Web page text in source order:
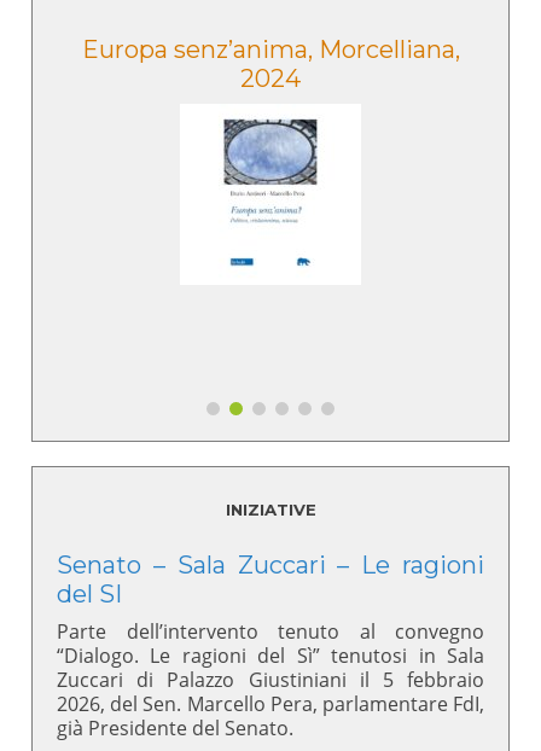
Europa senz’anima, Morcelliana,
2024
INIZIATIVE
Senato – Sala Zuccari – Le ragioni
del SI
Parte dell’intervento tenuto al convegno
“Dialogo. Le ragioni del Sì” tenutosi in Sala
Zuccari di Palazzo Giustiniani il 5 febbraio
2026, del Sen. Marcello Pera, parlamentare FdI,
già Presidente del Senato.